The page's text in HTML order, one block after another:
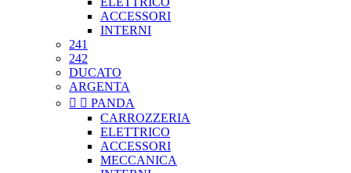
ACCESSORI
INTERNI
241
242
DUCATO
ARGENTA
  PANDA
CARROZZERIA
ELETTRICO
ACCESSORI
MECCANICA